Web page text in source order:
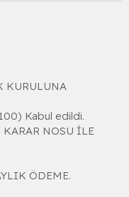
KURULUNA
Kabul edildi.
NOSU İLE
ÖDEME.